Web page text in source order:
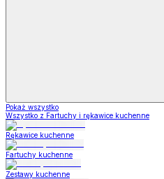
Pokaż wszystko
Wszystko z Fartuchy i rękawice kuchenne
Rękawice kuchenne
Fartuchy kuchenne
Zestawy kuchenne